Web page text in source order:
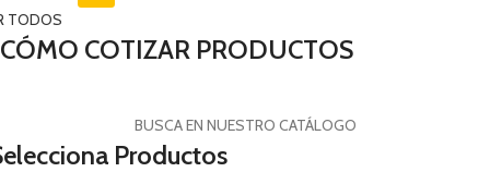
TODOS
CÓMO COTIZAR PRODUCTOS
BUSCA EN NUESTRO CATÁLOGO
Productos